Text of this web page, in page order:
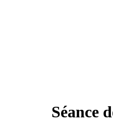
Séance